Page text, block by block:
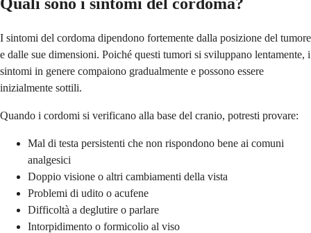
I sintomi del cordoma dipendono fortemente dalla posizione del tumore
e dalle sue dimensioni. Poiché questi tumori si sviluppano lentamente, i
sintomi in genere compaiono gradualmente e possono essere
inizialmente sottili.
Quando i cordomi si verificano alla base del cranio, potresti provare:
Mal di testa persistenti che non rispondono bene ai comuni
analgesici
Doppio visione o altri cambiamenti della vista
Problemi di udito o acufene
Difficoltà a deglutire o parlare
Intorpidimento o formicolio al viso